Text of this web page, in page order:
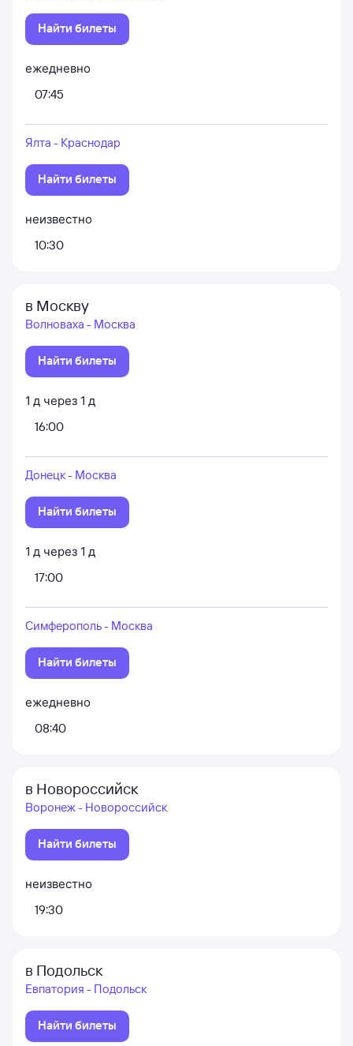
Найти билеты
ежедневно
07:45
Ялта - Краснодар
Найти билеты
неизвестно
10:30
в Москву
Волноваха - Москва
Найти билеты
1 д через 1 д
16:00
Донецк - Москва
Найти билеты
1 д через 1 д
17:00
Симферополь - Москва
Найти билеты
ежедневно
08:40
в Новороссийск
Воронеж - Новороссийск
Найти билеты
неизвестно
19:30
в Подольск
Евпатория - Подольск
Найти билеты